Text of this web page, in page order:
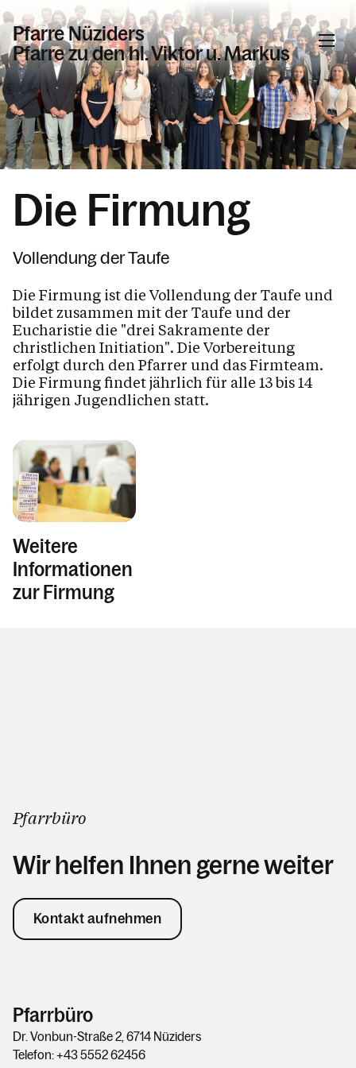
Pfarre Nüziders
Pfarre zu den hl. Viktor u. Markus
Informationen
Veranstaltungen
Beschlüsse, Bekannmachungen
Erstkommunion
Firmung
Kirchliche Trauung
Krankensalbung
Beichte
Weihe
Was wir glauben
Tod, Beerdigung & Trauer
Pfarrliche Gruppen
Unser Kirchen & Kapellen
Personen
Die Firmung
Vollendung der Taufe
Die Firmung ist die Vollendung der Taufe und
bildet zusammen mit der Taufe und der
Eucharistie die "drei Sakramente der
christlichen Initiation". Die Vorbereitung
erfolgt durch den Pfarrer und das Firmteam.
Die Firmung findet jährlich für alle 13 bis 14
jährigen Jugendlichen statt.
Weitere
Informationen
zur Firmung
Pfarrbüro
Wir helfen Ihnen gerne weiter
Kontakt aufnehmen
Pfarrbüro
Dr. Vonbun-Straße 2, 6714 Nüziders
Telefon: +43 5552 62456